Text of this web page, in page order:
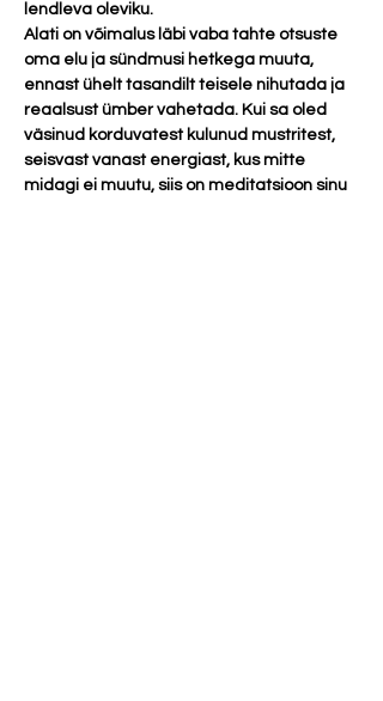
lendleva oleviku.
Alati on võimalus läbi vaba tahte otsuste
oma elu ja sündmusi hetkega muuta,
ennast ühelt tasandilt teisele nihutada ja
reaalsust ümber vahetada. Kui sa oled
väsinud korduvatest kulunud mustritest,
seisvast vanast energiast, kus mitte
midagi ei muutu, siis on meditatsioon sinu